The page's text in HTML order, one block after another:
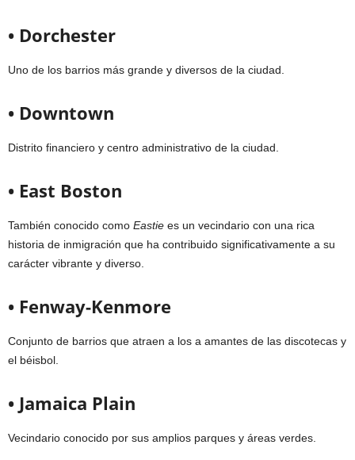
• Dorchester
Uno de los barrios más grande y diversos de la ciudad.
• Downtown
Distrito financiero y centro administrativo de la ciudad.
• East Boston
También conocido como Eastie es un vecindario con una rica
historia de inmigración que ha contribuido significativamente a su
carácter vibrante y diverso.
• Fenway-Kenmore
Conjunto de barrios que atraen a los a amantes de las discotecas y
el béisbol.
• Jamaica Plain
Vecindario conocido por sus amplios parques y áreas verdes.